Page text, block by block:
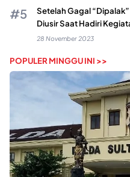
Setelah Gagal
Diusir Saat Hadiri
28 November 2023
POPULER MINGGU INI >>